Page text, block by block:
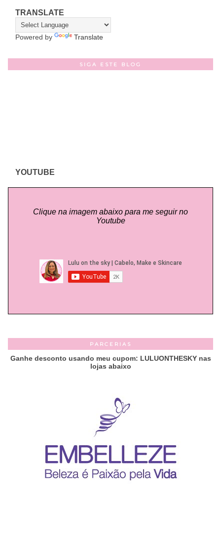
TRANSLATE
Powered by Translate
SIGA ESTE BLOG
YOUTUBE
Clique na imagem abaixo para me seguir no
Youtube
PARCERIAS
Ganhe desconto usando meu cupom: LULUONTHESKY nas
lojas abaixo